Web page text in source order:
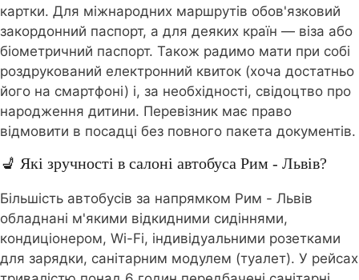
картки. Для міжнародних маршрутів обов'язковий
закордонний паспорт, а для деяких країн — віза або
біометричний паспорт. Також радимо мати при собі
роздрукований електронний квиток (хоча достатньо
його на смартфоні) і, за необхідності, свідоцтво про
народження дитини. Перевізник має право
відмовити в посадці без повного пакета документів.
💺 Які зручності в салоні автобуса Рим - Львів?
Більшість автобусів за напрямком Рим - Львів
обладнані м'якими відкидними сидіннями,
кондиціонером, Wi-Fi, індивідуальними розетками
для зарядки, санітарним модулем (туалет). У рейсах